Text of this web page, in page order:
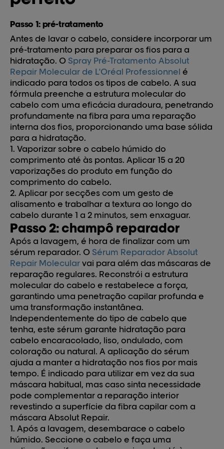
Passo 1: pré-tratamento
Antes de lavar o cabelo, considere incorporar um
pré-tratamento para preparar os fios para a
hidratação. O Spray Pré-Tratamento Absolut
Repair Molecular de L'Oréal Professionnel é
indicado para todos os tipos de cabelo. A sua
fórmula preenche a estrutura molecular do
cabelo com uma eficácia duradoura, penetrando
profundamente na fibra para uma reparação
interna dos fios, proporcionando uma base sólida
para a hidratação.
1. Vaporizar sobre o cabelo húmido do
comprimento até às pontas. Aplicar 15 a 20
vaporizações do produto em função do
comprimento do cabelo.
2. Aplicar por secções com um gesto de
alisamento e trabalhar a textura ao longo do
cabelo durante 1 a 2 minutos, sem enxaguar.
Passo 2: champô reparador
Após a lavagem, é hora de finalizar com um
sérum reparador. O Sérum Reparador Absolut
Repair Molecular vai para além das máscaras de
reparação regulares. Reconstrói a estrutura
molecular do cabelo e restabelece a força,
garantindo uma penetração capilar profunda e
uma transformação instantânea.
Independentemente do tipo de cabelo que
tenha, este sérum garante hidratação para
cabelo encaracolado, liso, ondulado, com
coloração ou natural. A aplicação do sérum
ajuda a manter a hidratação nos fios por mais
tempo. É indicado para utilizar em vez da sua
máscara habitual, mas caso sinta necessidade
pode complementar a reparação interior
revestindo a superfície da fibra capilar com a
máscara Absolut Repair.
1. Após a lavagem, desembarace o cabelo
húmido. Seccione o cabelo e faça uma